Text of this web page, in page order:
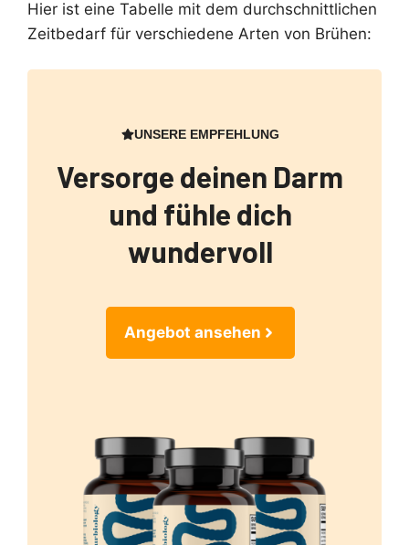
Hier ist eine Tabelle mit dem durchschnittlichen
Zeitbedarf für verschiedene Arten von Brühen:
UNSERE EMPFEHLUNG
Versorge deinen Darm
und fühle dich
wundervoll
Angebot ansehen